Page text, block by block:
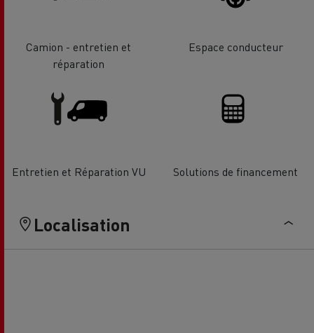
Camion - entretien et
réparation
Espace conducteur
Entretien et Réparation VU Solutions de financement
Localisation